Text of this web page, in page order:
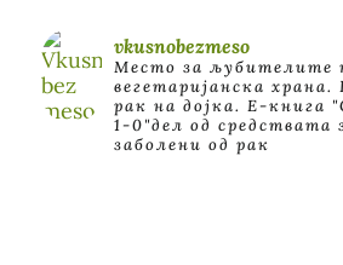
vkusnobezmeso
Место за љубителите
вегетаријанска храна.
рак на дојка. E-книга
1-0"дел од средствата
заболени од рак